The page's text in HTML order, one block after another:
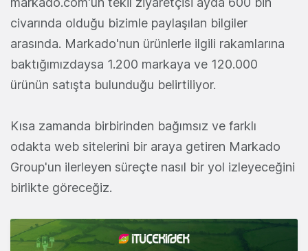
civarında olduğu bizimle paylaşılan bilgiler
arasında. Markado'nun ürünlerle ilgili rakamlarına
baktığımızdaysa 1.200 markaya ve 120.000
ürünün satışta bulunduğu belirtiliyor.
Kısa zamanda birbirinden bağımsız ve farklı
odakta web sitelerini bir araya getiren Markado
Group'un ilerleyen süreçte nasıl bir yol izleyeceğini
birlikte göreceğiz.